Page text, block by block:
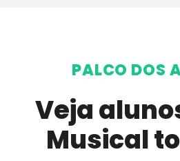
PALCO DOS
Veja
Musical